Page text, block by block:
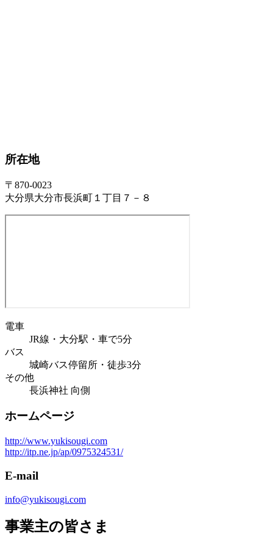
所在地
〒870-0023
大分県大分市長浜町１丁目７－８
電車
JR線・大分駅・車で5分
バス
城崎バス停留所・徒歩3分
その他
長浜神社 向側
ホームページ
http://www.yukisougi.com
http://itp.ne.jp/ap/0975324531/
E-mail
info@yukisougi.com
事業主の皆さま